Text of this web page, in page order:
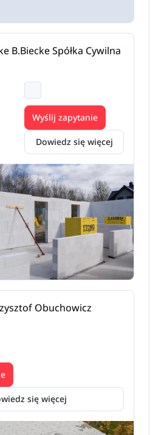
B.Biecke Spółka Cywilna
Dowiedz się więcej
Wyślij zapytanie
Obuchowicz
się więcej